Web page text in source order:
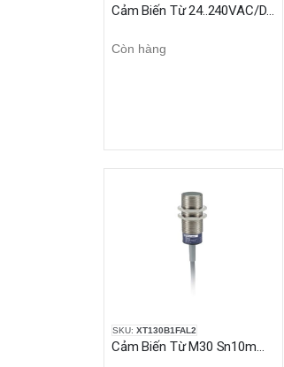
Cảm Biến Từ 24..240VAC/DC cáp 2M 1NO
Còn hàng
SKU: XT130B1FAL2
Cảm Biến Từ M30 Sn10mm, Cáp 2m